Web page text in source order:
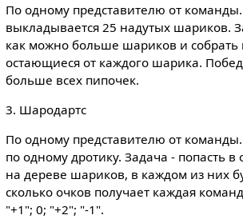
По одному представителю от
выкладывается 25 надутых шариков.
как можно больше шариков и собрать
остающиеся от каждого шарика.
больше всех пипочек.
3. Шародартс
По одному представителю от
по одному дротику. Задача - попасть
на дереве шариков, в каждом из них
сколько очков получает каждая
"+1"; 0; "+2"; "-1".